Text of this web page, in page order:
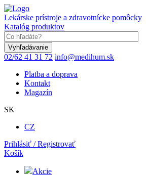
Skočiť
na
hlavný
obsah
Lekárske prístroje a zdravotnícke pomôcky
Katalóg produktov
02/62 41 31 72 info@medihum.sk
Platba a doprava
Kontakt
Magazín
SK
CZ
Prihlásiť / Registrovať
Košík
Akcie